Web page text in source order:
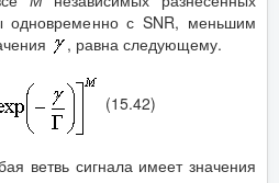
одновременно с SNR, меньшим
, равна следующему.
(15.42)
ветвь сигнала имеет значения